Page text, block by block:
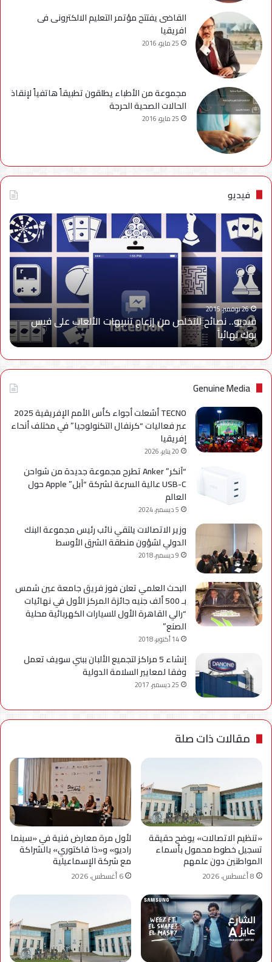
القاضى يفتتح مؤتمر التعليم الالكترونى فى
افريقيا
25 مايو، 2016
مجموعة من الأطباء يطلقون تطبيقاً هاتفياً لإنقاذ
الحالات الصحية الحرجة
25 مايو، 2016
فيديو
فيديو..
نصائح
للتخلص
من
إزعاج
تنبيهات
الألعاب
على
فيس
بوك
نهائياًَ
26 نوفمبر، 2015
فيديو.. نصائح للتخلص من إزعاج تنبيهات الألعاب على فيس
بوك نهائياًَ
Genuine Media
TECNO أشعلت أجواء كأس الأمم الإفريقية 2025
عبر فعاليات “كرنفال التكنولوجيا” في مختلف أنحاء
إفريقيا
20 يناير، 2026
“آنكر” Anker تطرح مجموعة جديدة من شواحن
USB-C عالية السرعة لشركة “آبل” Apple حول
العالم
5 ديسمبر، 2024
وزير الاتصالات يلتقي نائب رئيس مجموعة البنك
الدولي لشؤون منطقة الشرق الأوسط
9 ديسمبر، 2018
البحث العلمي تعلن فوز فريق جامعة عين شمس
بـ 500 ألف جنيه جائزة المركز الأول في نهائيات
“رالي القاهرة الأول للسيارات الكهربائية محلية
الصنع”
14 أكتوبر، 2018
إنشاء 5 مراكز لتجميع الألبان ببني سويف تعمل
وفقا لمعايير السلامة الدولية
25 ديسمبر، 2017
مقالات ذات صلة
«تنظيم الاتصالات» يوضح حقيقة
تسجيل خطوط محمول بأسماء
المواطنين دون علمهم
8 أغسطس، 2026
لأول مرة معارض فنية في «سينما
راديو» و«ذا فاكتوري» بالشراكة
مع شركة الإسماعيلية
6 أغسطس، 2026